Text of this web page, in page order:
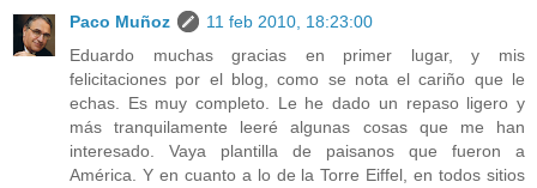
Paco Muñoz
11 feb 2010, 18:23:00
Eduardo muchas gracias en primer lugar, y mis
felicitaciones por el blog, como se nota el cariño que le
echas. Es muy completo. Le he dado un repaso ligero y
más tranquilamente leeré algunas cosas que me han
interesado. Vaya plantilla de paisanos que fueron a
América. Y en cuanto a lo de la Torre Eiffel, en todos sitios